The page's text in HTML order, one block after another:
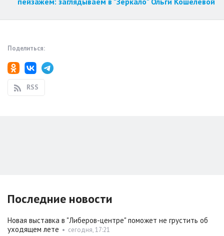
Поделиться:
RSS
Последние новости
Новая выставка в "Либеров-центре" поможет не грустить об
уходящем лете • сегодня, 17:21